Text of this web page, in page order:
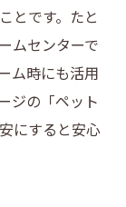
とです。たと
ムセンターで
ム時にも活用
ジの「ペット
にすると安心